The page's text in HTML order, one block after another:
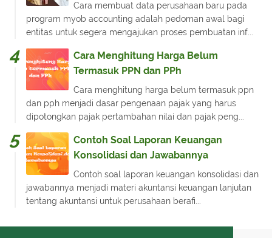
Cara membuat data perusahaan baru pada
program myob accounting adalah pedoman awal bagi
entitas untuk segera mengajukan proses pembuatan inf...
Cara Menghitung Harga Belum
Termasuk PPN dan PPh
Cara menghitung harga belum termasuk ppn
dan pph menjadi dasar pengenaan pajak yang harus
dipotongkan pajak pertambahan nilai dan pajak peng...
Contoh Soal Laporan Keuangan
Konsolidasi dan Jawabannya
Contoh soal laporan keuangan konsolidasi dan
jawabannya menjadi materi akuntansi keuangan lanjutan
tentang akuntansi untuk perusahaan berafi...